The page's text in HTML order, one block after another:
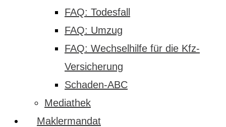
FAQ: Todesfall
FAQ: Umzug
FAQ: Wechselhilfe für die Kfz-
Versicherung
Schaden-ABC
Mediathek
Maklermandat